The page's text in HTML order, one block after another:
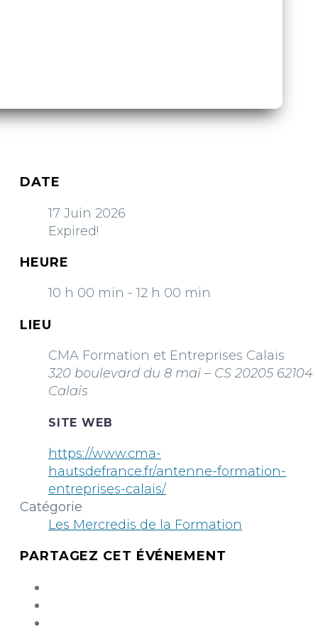
DATE
17 Juin 2026
Expired!
HEURE
10 h 00 min - 12 h 00 min
LIEU
CMA Formation et Entreprises Calais
320 boulevard du 8 mai – CS 20205 62104
Calais
SITE WEB
https://www.cma-
hautsdefrance.fr/antenne-formation-
entreprises-calais/
Catégorie
Les Mercredis de la Formation
PARTAGEZ CET ÉVÉNEMENT